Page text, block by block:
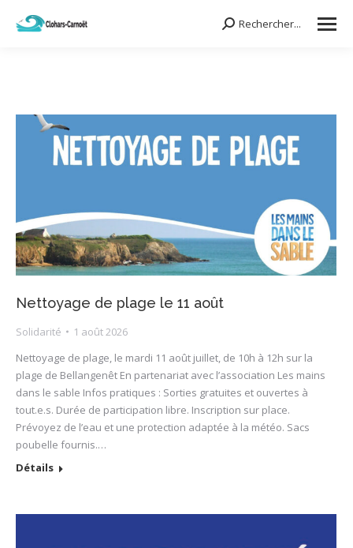
Search:Rechercher...
Nettoyage de plage le 11 août
Solidarité
1 août 2026
Nettoyage de plage, le mardi 11 août juillet, de 10h à 12h sur la
plage de Bellangenêt En partenariat avec l’association Les mains
dans le sable Infos pratiques : Sorties gratuites et ouvertes à
tout.e.s. Durée de participation libre. Inscription sur place.
Prévoyez de l’eau et une protection adaptée à la météo. Sacs
poubelle fournis.…
Détails